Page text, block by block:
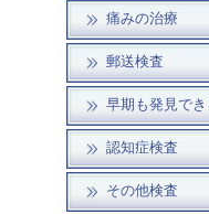
痛みの治療
郵送検査
早期も発見で
認知症検査
その他検査